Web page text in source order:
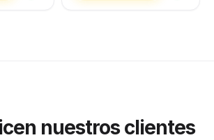
nuestros clientes